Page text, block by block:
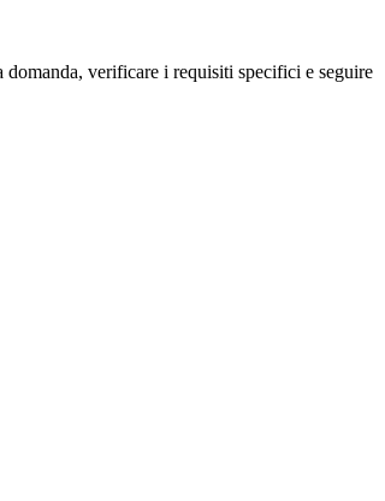
verificare i requisiti specifici e seguire